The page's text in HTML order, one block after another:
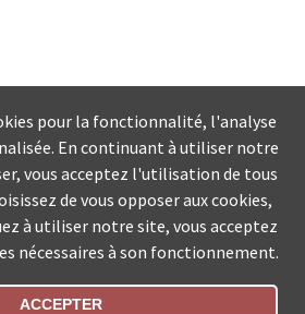
pour la fonctionnalité, l'analyse
En continuant à utiliser notre
vous acceptez l'utilisation de tous
de vous opposer aux cookies,
à utiliser notre site, vous acceptez
nécessaires à son fonctionnement.
ACCEPTER